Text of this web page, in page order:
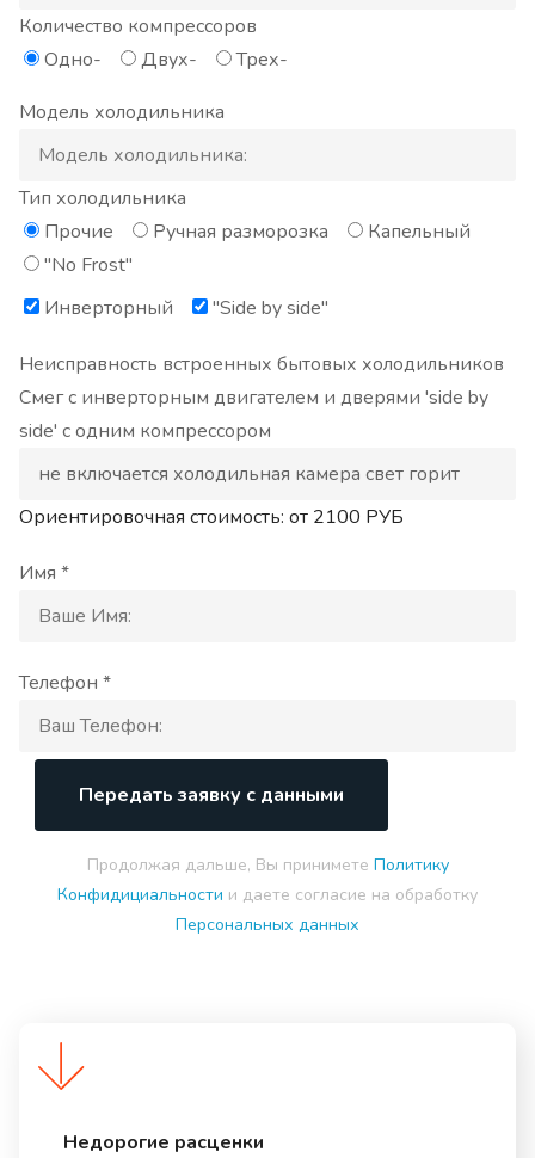
Количество компрессоров
Одно-
Двух-
Трех-
Модель холодильника
Тип холодильника
Прочие
Ручная разморозка
Капельный
"No Frost"
Инверторный
"Side by side"
Неисправность встроенных бытовых холодильников
Смег с инверторным двигателем и дверями 'side by
side' с одним компрессором
Ориентировочная стоимость: от 2100 РУБ
Имя *
Телефон *
Передать заявку с данными
Продолжая дальше, Вы принимете Политику
Конфидициальности и даете согласие на обработку
Персональных данных
Недорогие расценки